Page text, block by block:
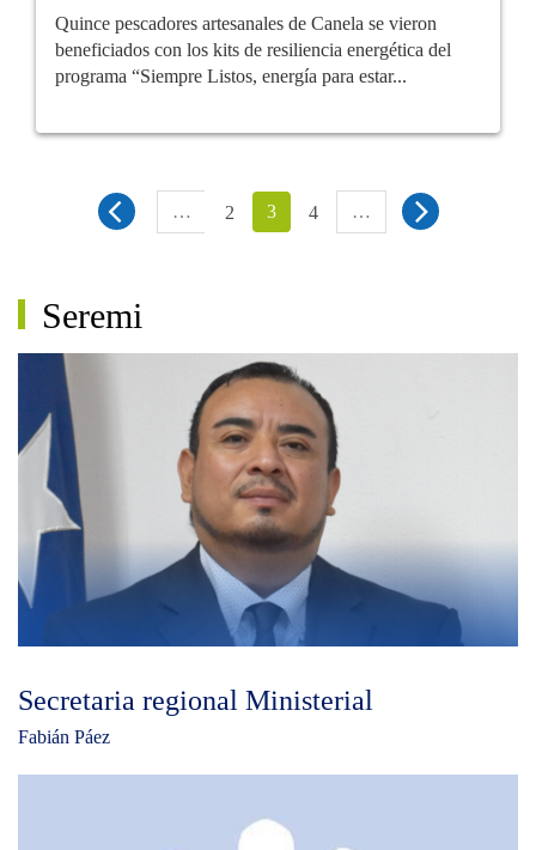
Quince pescadores artesanales de Canela se vieron
beneficiados con los kits de resiliencia energética del
programa “Siempre Listos, energía para estar...
… 2 3 4 …
Seremi
Secretaria regional Ministerial
Fabián Páez